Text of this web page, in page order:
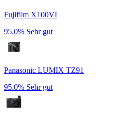
Fujifilm X100VI
95.0% Sehr gut
Panasonic LUMIX TZ91
95.0% Sehr gut